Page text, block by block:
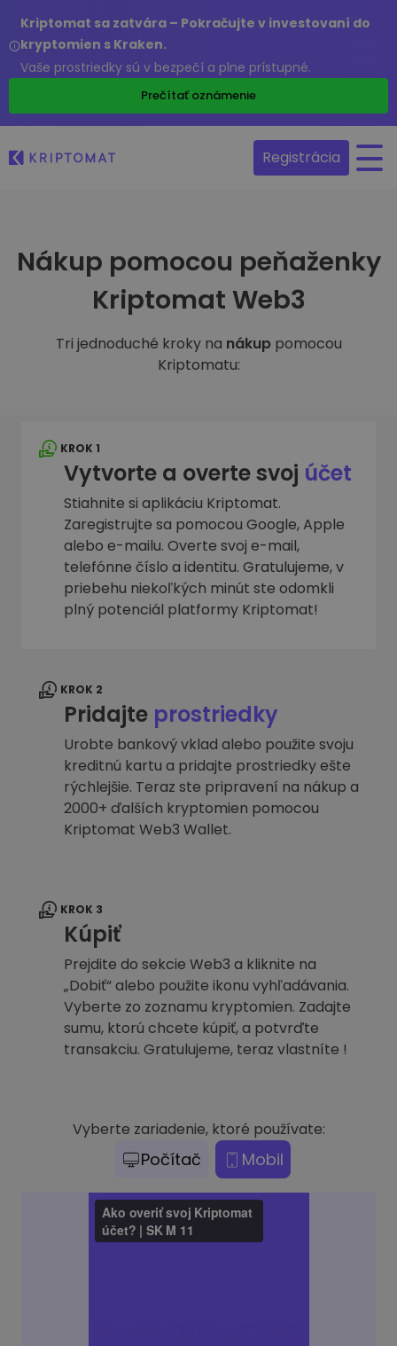
Kriptomat sa zatvára – Pokračujte v investovaní do
kryptomien s Kraken.
Vaše prostriedky sú v bezpečí a plne prístupné.
Prečítať oznámenie
Registrácia
Nákup pomocou peňaženky
Kriptomat Web3
Tri jednoduché kroky na nákup pomocou
Kriptomatu:
KROK 1
Vytvorte a overte svoj účet
Stiahnite si aplikáciu Kriptomat.
Zaregistrujte sa pomocou Google, Apple
alebo e-mailu. Overte svoj e-mail,
telefónne číslo a identitu. Gratulujeme, v
priebehu niekoľkých minút ste odomkli
plný potenciál platformy Kriptomat!
KROK 2
Pridajte prostriedky
Urobte bankový vklad alebo použite svoju
kreditnú kartu a pridajte prostriedky ešte
rýchlejšie. Teraz ste pripravení na nákup a
2000+ ďalších kryptomien pomocou
Kriptomat Web3 Wallet.
KROK 3
Kúpiť
Prejdite do sekcie Web3 a kliknite na
„Dobiť“ alebo použite ikonu vyhľadávania.
Vyberte zo zoznamu kryptomien. Zadajte
sumu, ktorú chcete kúpiť, a potvrďte
transakciu. Gratulujeme, teraz vlastníte !
Vyberte zariadenie, ktoré používate:
Počítač Mobil